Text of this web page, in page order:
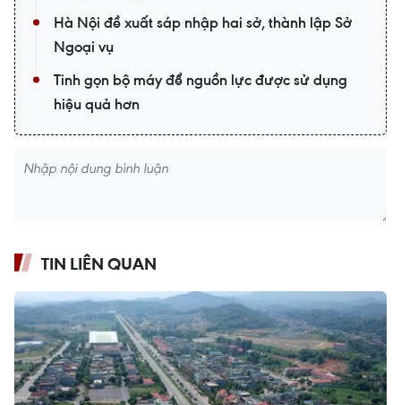
Hà Nội đề xuất sáp nhập hai sở, thành lập Sở
Ngoại vụ
Tinh gọn bộ máy để nguồn lực được sử dụng
hiệu quả hơn
TIN LIÊN QUAN